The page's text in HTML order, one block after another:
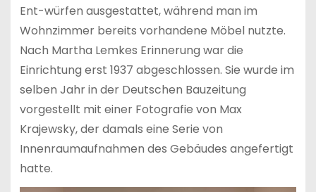
Ent-würfen ausgestattet, während man im
Wohnzimmer bereits vorhandene Möbel nutzte.
Nach Martha Lemkes Erinnerung war die
Einrichtung erst 1937 abgeschlossen. Sie wurde im
selben Jahr in der Deutschen Bauzeitung
vorgestellt mit einer Fotografie von Max
Krajewsky, der damals eine Serie von
Innenraumaufnahmen des Gebäudes angefertigt
hatte.